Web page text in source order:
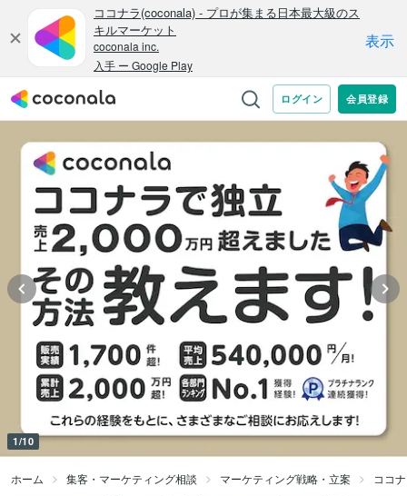
1/10
ホーム 集客・マーケティング相談 マーケティング戦略・立案 ココ